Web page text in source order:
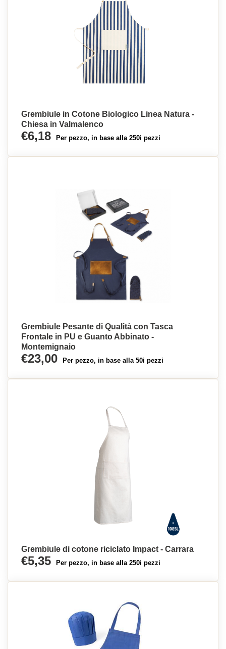
Grembiule in Cotone Biologico Linea Natura -
Chiesa in Valmalenco
€6,18 Per pezzo, in base alla 250i pezzi
Grembiule Pesante di Qualità con Tasca
Frontale in PU e Guanto Abbinato -
Montemignaio
€23,00 Per pezzo, in base alla 50i pezzi
Grembiule di cotone riciclato Impact - Carrara
€5,35 Per pezzo, in base alla 250i pezzi